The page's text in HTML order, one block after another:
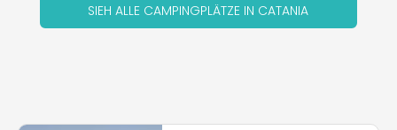
SIEH ALLE CAMPINGPLÄTZE IN CATANIA